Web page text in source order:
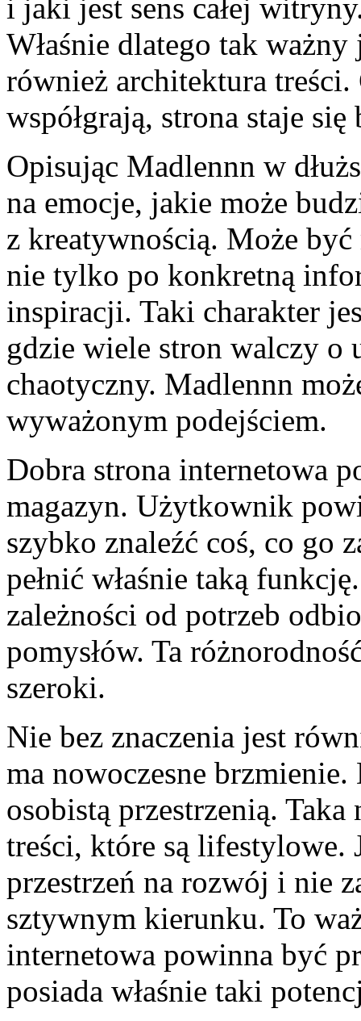
i jaki jest sens całej
Właśnie dlatego tak
również architektura treści.
współgrają, strona staje
Opisując Madlennn w
na emocje, jakie może
z kreatywnością. Może
nie tylko po konkretną
inspiracji. Taki charakter
gdzie wiele stron walczy o
chaotyczny. Madlennn
wyważonym podejściem.
Dobra strona internetowa
magazyn. Użytkownik
szybko znaleźć coś, co go
pełnić właśnie taką
zależności od potrzeb
pomysłów. Ta
szeroki.
Nie bez znaczenia jest
ma nowoczesne
osobistą przestrzenią.
treści, które są lifestylowe.
przestrzeń na rozwój i nie
sztywnym kierunku. To
internetowa powinna być
posiada właśnie taki